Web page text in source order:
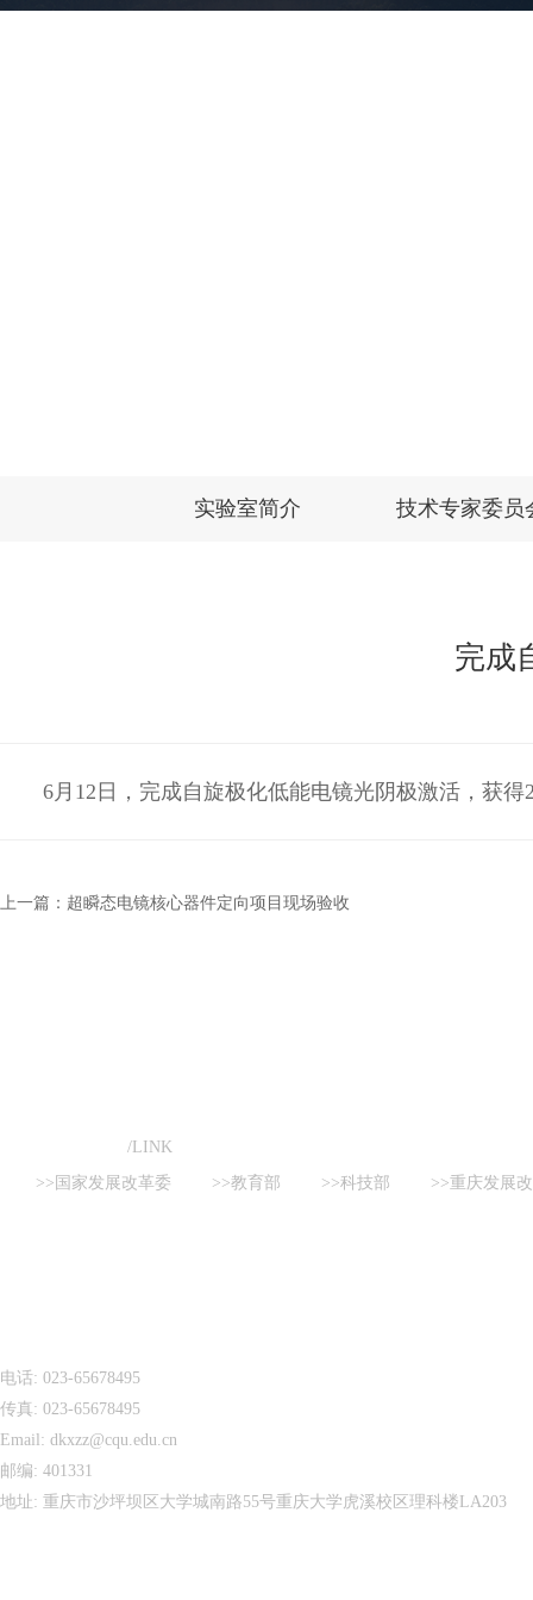
实验室简介 技术专家委员
完成
6月12日，完成自旋极化低能电镜光阴极激活，获得
上一篇：超瞬态电镜核心器件定向项目现场验收
/LINK
>>国家发展改革委
>>教育部 >>科技部 >>重庆发展
电话: 023-65678495
传真: 023-65678495
Email: dkxzz@cqu.edu.cn
邮编: 401331
地址: 重庆市沙坪坝区大学城南路55号重庆大学虎溪校区理科楼LA203